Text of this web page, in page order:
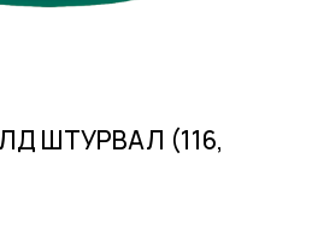
ШТУРВАЛ (116,